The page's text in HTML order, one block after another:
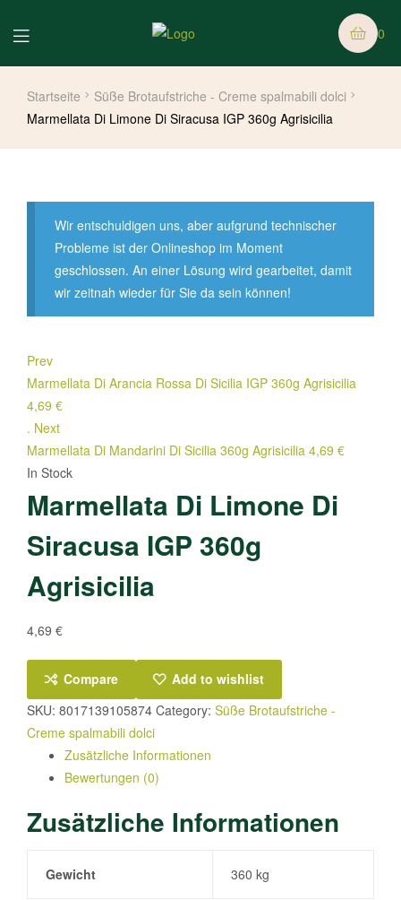
0
Startseite
Süße Brotaufstriche - Creme spalmabili dolci
Marmellata Di Limone Di Siracusa IGP 360g Agrisicilia
Wir entschuldigen uns, aber aufgrund technischer
Probleme ist der Onlineshop im Moment
geschlossen. An einer Lösung wird gearbeitet, damit
wir zeitnah wieder für Sie da sein können!
Prev
Marmellata Di Arancia Rossa Di Sicilia IGP 360g Agrisicilia
4,69 €
. Next
Marmellata Di Mandarini Di Sicilia 360g Agrisicilia 4,69 €
In Stock
Marmellata Di Limone Di
Siracusa IGP 360g
Agrisicilia
4,69 €
Compare
Add to wishlist
SKU: 8017139105874 Category: Süße Brotaufstriche -
Creme spalmabili dolci
Zusätzliche Informationen
Bewertungen (0)
Zusätzliche Informationen
Gewicht 360 kg